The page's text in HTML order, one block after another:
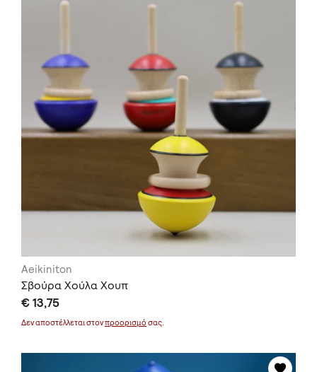
Aeikiniton
Σβούρα Χούλα Χουπ
€ 13,75
Δεν αποστέλλεται στονπροορισμό σας.